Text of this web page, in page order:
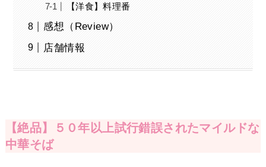
【洋食】料理番
感想（Review）
店舗情報
【絶品】５０年以上試行錯誤されたマイルドな
中華そば